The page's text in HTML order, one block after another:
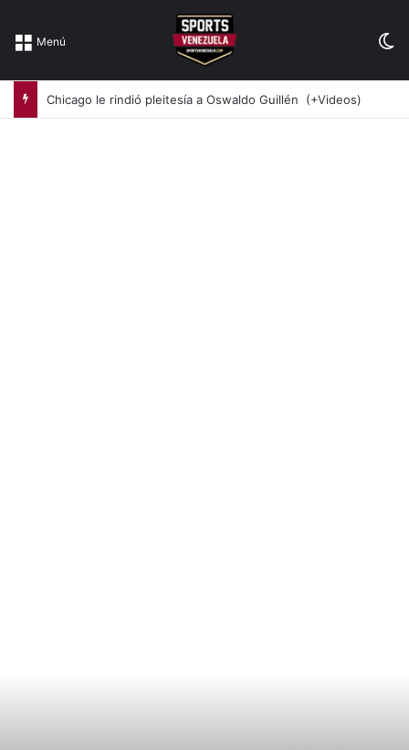
Menú
Chicago le rindió pleitesía a Oswaldo Guillén (+Videos)